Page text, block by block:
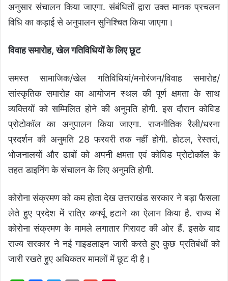
अनुसार संचालन किया जाएगा. संबंधितों द्वारा उक्त मानक प्रचलन
विधि का कड़ाई से अनुपालन सुनिश्चित किया जाएगा।
विवाह समारोह, खेल गतिविधियों के लिए छूट
समस्त सामाजिक/खेल गतिविधियां/मनोरंजन/विवाह समारोह/
सांस्कृतिक समारोह का आयोजन स्थल की पूर्ण क्षमता के साथ
व्यक्तियों को सम्मिलित होने की अनुमति होगी. इस दौरान कोविड
प्रोटोकॉल का अनुपालन किया जाएगा. राजनीतिक रैली/धरना
प्रदर्शन की अनुमति 28 फरवरी तक नहीं होगी. होटल, रेस्तरां,
भोजनालयों और ढाबों को अपनी क्षमता एवं कोविड प्रोटोकॉल के
तहत डाइनिंग के संचालन के लिए अनुमति होगी.
कोरोना संक्रमण को कम होता देख उत्तराखंड सरकार ने बड़ा फैसला
लेते हुए प्रदेश में रात्रि कर्फ्यू हटाने का ऐलान किया है. राज्य में
कोरोना संक्रमण के मामले लगातार गिरावट की ओर हैं. इसके बाद
राज्य सरकार ने नई गाइडलाइन जारी करते हुए कुछ प्रतिबंधों को
जारी रखते हुए अधिकतर मामलों में छूट दी है।